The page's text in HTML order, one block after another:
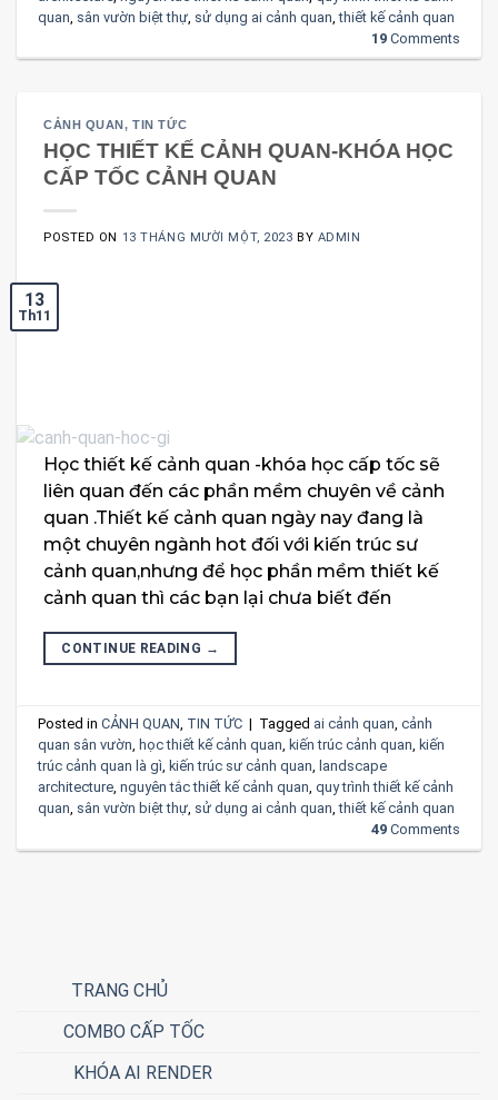
quan sân vườn biệt thự sử dụng ai cảnh quan ,thiết kế cảnh quan
19Comments
CẢNH QUAN,TIN TỨC
HỌC THIẾT KẾ CẢNH QUAN-KHÓA HỌC
CẤP TỐC CẢNH QUAN
POSTED ON 13 THÁNG MƯỜI MỘT, 2023 BY ADMIN
13
Th11
Học thiết kế cảnh quan -khóa học cấp tốc sẽ
liên quan đến các phần mềm chuyên về cảnh
quan .Thiết kế cảnh quan ngày nay đang là
một chuyên ngành hot đối với kiến trúc sư
cảnh quan,nhưng để học phần mềm thiết kế
cảnh quan thì các bạn lại chưa biết đến
CONTINUE READING →
Posted inCẢNH QUAN, TIN TỨC | Tagged ai cảnh quan,cảnh
quan sân vườn, học thiết kế cảnh quan, kiến trúc cảnh quan, kiến
trúc cảnh quan là gì, kiến trúc sư cảnh quan, landscape
architecture,nguyên tắc thiết kế cảnh quan,quy trình thiết kế cảnh
quan, sân vườn biệt thự, sử dụng ai cảnh quan,thiết kế cảnh quan
49Comments
TRANG CHỦ
COMBO CẤP TỐC
KHÓA AI RENDER